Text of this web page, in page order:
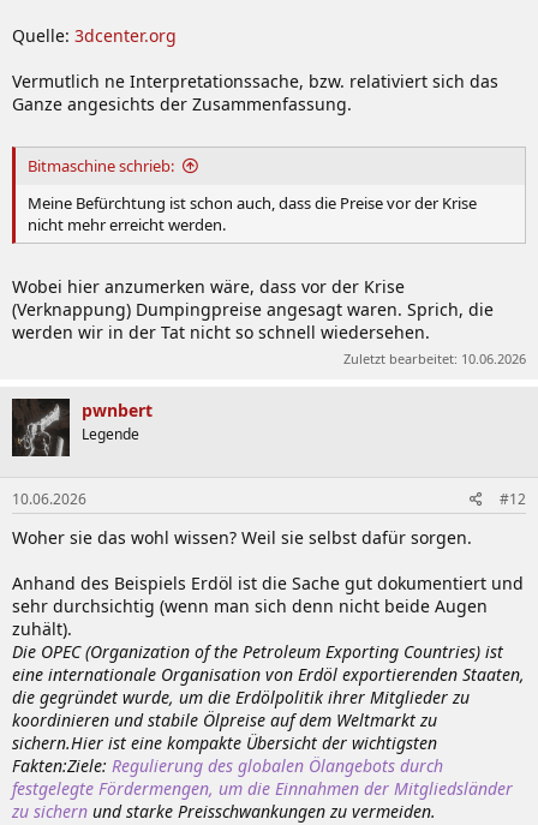
Beginn der Preiskorrektur liegt. Allerdings gilt die Einschränkung, dass
dies alles natürlich nur Prognosen sein können und niemand eine
immer richtig liegende Kristallkugel hat. Zugleich dürfte AMD in einem
veröffentlichten Gespräch immer daran interessiert sein, die
Problematik nicht all zu schwarz darzustellen, dürfte also keineswegs
AMD-Aussage daher eher in diese Richtung hin lesen, dass vor
besteht.
Quelle: 3dcenter.org
Vermutlich ne Interpretationssache, bzw. relativiert sich das
Ganze angesichts der Zusammenfassung.
Bitmaschine schrieb:
Meine Befürchtung ist schon auch, dass die Preise vor der Krise
nicht mehr erreicht werden.
Wobei hier anzumerken wäre, dass vor der Krise
(Verknappung) Dumpingpreise angesagt waren. Sprich, die
werden wir in der Tat nicht so schnell wiedersehen.
Zuletzt bearbeitet: 10.06.2026
pwnbert
Legende
10.06.2026 #12
Woher sie das wohl wissen? Weil sie selbst dafür sorgen.
Anhand des Beispiels Erdöl ist die Sache gut dokumentiert und
sehr durchsichtig (wenn man sich denn nicht beide Augen
zuhält).
Die OPEC (Organization of the Petroleum Exporting Countries) ist
eine internationale Organisation von Erdöl exportierenden Staaten,
die gegründet wurde, um die Erdölpolitik ihrer Mitglieder zu
koordinieren und stabile Ölpreise auf dem Weltmarkt zu
sichern.Hier ist eine kompakte Übersicht der wichtigsten
Fakten:Ziele: Regulierung des globalen Ölangebots durch
festgelegte Fördermengen, um die Einnahmen der Mitgliedsländer
zu sichern und starke Preisschwankungen zu vermeiden.